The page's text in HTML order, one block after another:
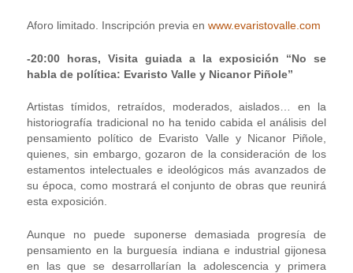
Aforo limitado. Inscripción previa enwww.evaristovalle.com
-20:00 horas, Visita guiada a la exposición
“No se
habla de política: Evaristo Valle y Nicanor Piñole”
Artistas tímidos, retraídos, moderados, aislados… en la
historiografía tradicional no ha tenido cabida el análisis del
pensamiento político de Evaristo Valle y Nicanor Piñole,
quienes, sin embargo, gozaron de la consideración de los
estamentos intelectuales e ideológicos más avanzados de
su época, como mostrará el conjunto de obras que reunirá
esta exposición.
Aunque no puede suponerse demasiada progresía de
pensamiento en la burguesía indiana e industrial gijonesa
en las que se desarrollarían la adolescencia y primera